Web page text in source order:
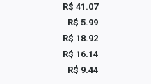
R$ 41.07
R$ 5.99
R$ 18.92
R$ 16.14
R$ 9.44